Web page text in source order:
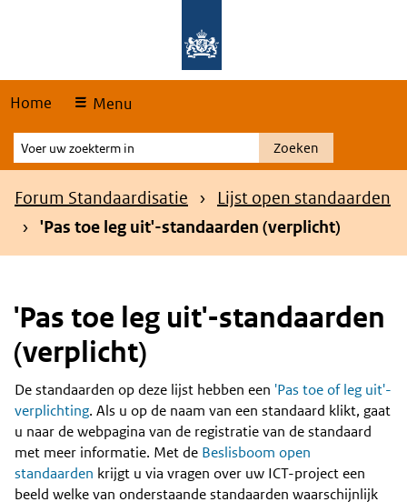
Home Menu
Voer
uw
zoekterm
Zoeken
Kruimelpad
Forum Standaardisatie
Lijst open standaarden
'Pas toe leg uit'-standaarden (verplicht)
'Pas toe leg uit'-standaarden
(verplicht)
Content
De standaarden op deze lijst hebben een 'Pas toe of leg uit'-
verplichting. Als u op de naam van een standaard klikt, gaat
u naar de webpagina van de registratie van de standaard
met meer informatie. Met de Beslisboom open
standaarden krijgt u via vragen over uw ICT-project een
beeld welke van onderstaande standaarden waarschijnlijk